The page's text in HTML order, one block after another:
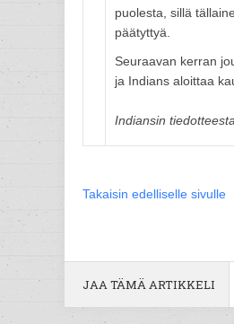
puolesta, sillä
päätyttyä.
Seuraavan kerran
ja Indians aloittaa
Indiansin
Takaisin edelliselle sivulle
JAA TÄMÄ ARTIKKELI